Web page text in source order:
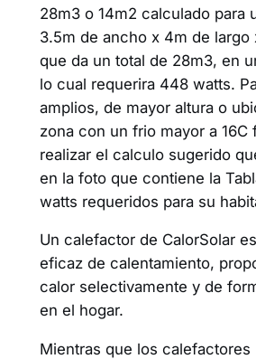
28m3 o 14m2 calculado para
3.5m de ancho x 4m de largo
que da un total de 28m3, en
lo cual requerira 448 watts.
amplios, de mayor altura o
zona con un frio mayor a 16C
realizar el calculo sugerido
en la foto que contiene la
watts requeridos para su
Un calefactor de CalorSolar
eficaz de calentamiento,
calor selectivamente y de
en el hogar.
Mientras que los calefactores